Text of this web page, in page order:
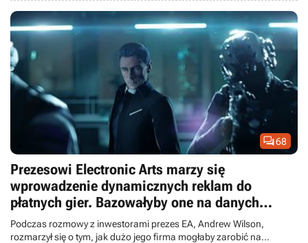
68
Prezesowi Electronic Arts marzy się
wprowadzenie dynamicznych reklam do
płatnych gier. Bazowałyby one na danych
zbieranych podczas rozgrywki
Podczas rozmowy z inwestorami prezes EA, Andrew Wilson,
rozmarzył się o tym, jak dużo jego firma mogłaby zarobić na